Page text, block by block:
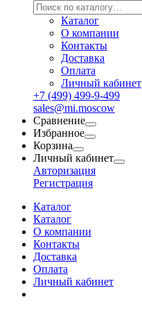
Каталог
О компании
Контакты
Доставка
Оплата
Личный кабинет
+7 (499) 499-9-499
sales@mi.moscow
Сравнение
Избранное
Корзина
Личный кабинет
Авторизация
Регистрация
Каталог
Каталог
О компании
Контакты
Доставка
Оплата
Личный кабинет